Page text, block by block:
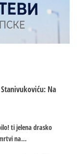
Na
ti jelena drasko
na…